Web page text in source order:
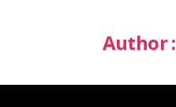
Author :